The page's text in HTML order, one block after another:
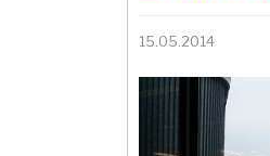
15.05.2014